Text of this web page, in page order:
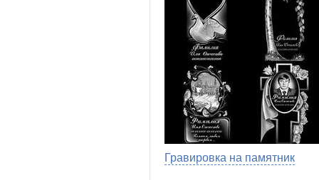
Гравировка на памятник